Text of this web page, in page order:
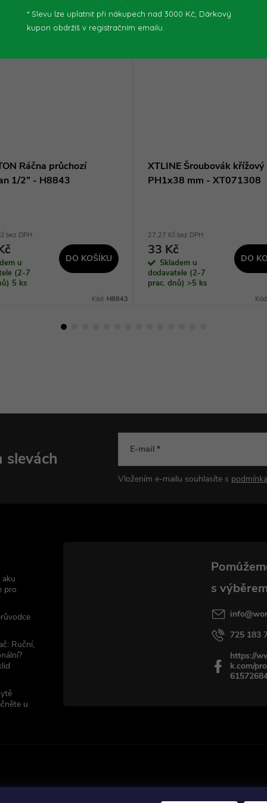
Ráčna průchozí
1/2” - H8843
bez DPH
u
(2-7
5 ks
DO KOŠÍKU
Kód: H8843
XTLINE Šroubovák křížový
PH1x38 mm - XT071308
27,27 Kč bez DPH
33 Kč
Skladem u
dodavatele (2-7
prac. dnů) >5 ks
DO
Kód:
slevách E-mail
Vložením e-mailu souhlasíte s
pro
Ruční,
u
info@
725 183
https://
k.com/
* Slevu lze uplatnit při nákupech nad 3000 Kč, Dárkový
kupon obdržíš v registračním emailu.